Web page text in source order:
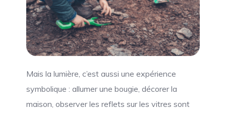
Mais la lumière, c’est aussi une expérience
symbolique : allumer une bougie, décorer la
maison, observer les reflets sur les vitres sont